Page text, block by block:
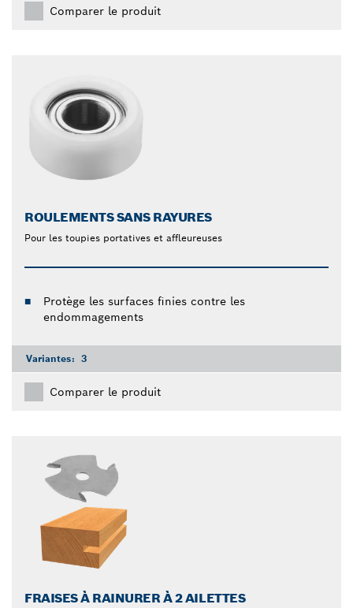
Comparer le produit
ROULEMENTS SANS RAYURES
Pour les toupies portatives et affleureuses
Protège les surfaces finies contre les
endommagements
Variantes: 3
Comparer le produit
FRAISES À RAINURER À 2 AILETTES